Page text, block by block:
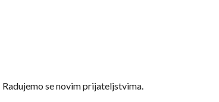
se novim prijateljstvima.